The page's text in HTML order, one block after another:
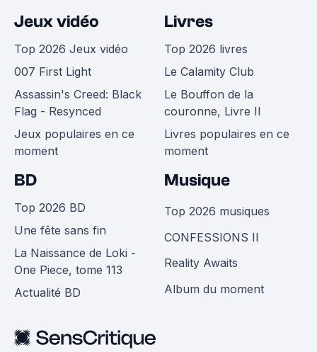
Jeux vidéo
Top 2026 Jeux vidéo
007 First Light
Assassin's Creed: Black
Flag - Resynced
Jeux populaires en ce
moment
Livres
Top 2026 livres
Le Calamity Club
Le Bouffon de la
couronne, Livre II
Livres populaires en ce
moment
BD
Top 2026 BD
Une fête sans fin
La Naissance de Loki -
One Piece, tome 113
Actualité BD
Musique
Top 2026 musiques
CONFESSIONS II
Reality Awaits
Album du moment